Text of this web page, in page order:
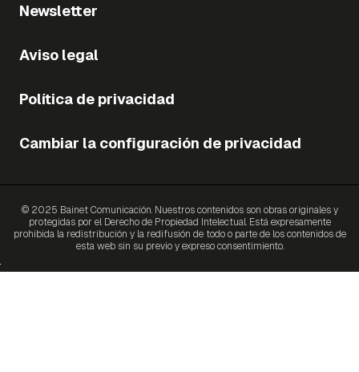
Newsletter
Aviso legal
Política de privacidad
Cambiar la configuración de privacidad
© 2025 Bainet Comunicación. Nuestros contenidos son obras originales y
protegidas por el Derecho de Propiedad Intelectual. Está expresamente
prohibida la redistribución y la redifusión de todo o parte de los contenidos de
esta web sin su previo y expreso consentimiento.